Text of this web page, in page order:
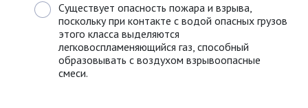
Существует опасность пожара и взрыва,
поскольку при контакте с водой опасных грузов
этого класса выделяются
легковоспламеняющийся газ, способный
образовывать с воздухом взрывоопасные
смеси.